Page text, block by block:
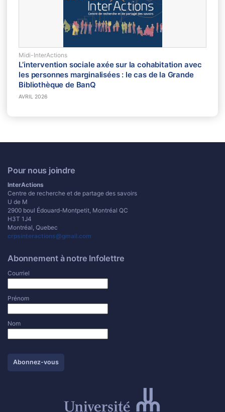
Midi-InterActions
L’intervention sociale axée sur la cohabitation avec
les personnes marginalisées : le cas de la Grande
Bibliothèque de BanQ
AVRIL 2026
Pour nous joindre
InterActions
Centre de recherche et de partage des savoirs
U de M
2900 boul Édouard-Montpetit, Montréal QC
H3T 1J4
Montréal, Quebec
crpsinteractions@gmail.com
Abonnement à notre Infolettre
Courriel
Prénom
Nom